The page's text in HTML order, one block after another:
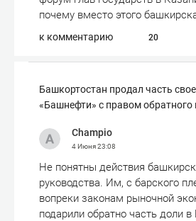
почему вместо этого
к комментарию 20
Башкортостан продал часть
«Башнефти» с правом обратного
Champio
4 Июня23:08
Не понятны действия
руководства. Им, с барского
вопреки законам рыночной
подарили обратно часть доли